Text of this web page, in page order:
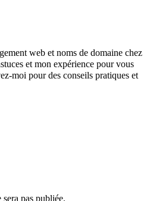
web et noms de domaine chez
et mon expérience pour vous
moi pour des conseils pratiques et
sera pas publiée.